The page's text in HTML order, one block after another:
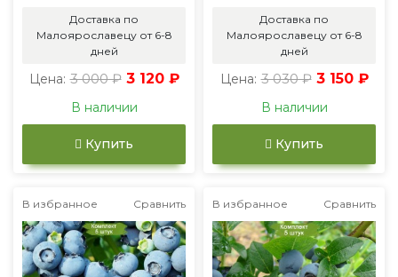
Доставка по
Малоярославецу от 6-8
дней
Цена: 3 000 ₽ 3 120 ₽
В наличии
Купить
Доставка по
Малоярославецу от 6-8
дней
Цена: 3 030 ₽ 3 150 ₽
В наличии
Купить
В избранное Сравнить В избранное Сравнить